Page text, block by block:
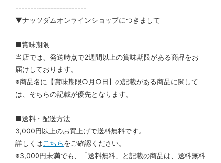
------------------------
▼ナッツダムオンラインショップにつきまして
■賞味期限
当店では、発送時点で2週間以上の賞味期限がある商品をお
届けしております。
※商品名に【賞味期限○月○日】の記載がある商品に関して
は、そちらの記載が優先となります。
■送料・配送方法
3,000円以上のお買上げで送料無料です。
詳しくはこちらをご確認ください。
※3,000円未満でも、「送料無料」と記載の商品は、送料無料